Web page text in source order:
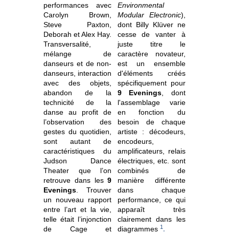
performances avec
Carolyn Brown,
Steve Paxton,
Deborah et Alex Hay.
Transversalité,
mélange de
danseurs et de non-
danseurs, interaction
avec des objets,
abandon de la
technicité de la
danse au profit de
l’observation des
gestes du quotidien,
sont autant de
caractéristiques du
Judson Dance
Theater que l’on
retrouve dans les9
Evenings . Trouver
un nouveau rapport
entre l’art et la vie,
telle était l’injonction
de Cage et
Environmental
Modular Electronic),
dont Billy Klüver ne
cesse de vanter à
juste titre le
caractère novateur,
est un ensemble
d'éléments créés
spécifiquement pour
9 Evenings , dont
l'assemblage varie
en fonction du
besoin de chaque
artiste : décodeurs,
encodeurs,
amplificateurs, relais
électriques, etc. sont
combinés de
manière différente
dans chaque
performance, ce qui
apparaît très
clairement dans les
diagrammes 1.